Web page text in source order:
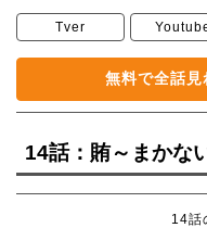
Tver
無料で全話見
14話：賄～まかな
14話